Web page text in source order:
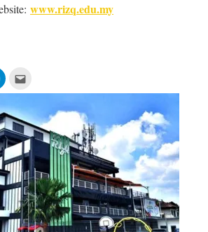
www.rizq.edu.my